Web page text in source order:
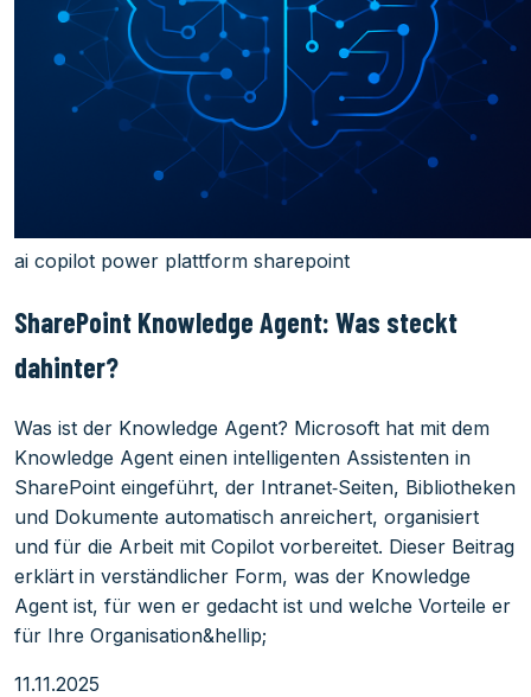
ai copilot power plattform sharepoint
SharePoint Knowledge Agent: Was steckt
dahinter?
Was ist der Knowledge Agent? Microsoft hat mit dem
Knowledge Agent einen intelligenten Assistenten in
SharePoint eingeführt, der Intranet‑Seiten, Bibliotheken
und Dokumente automatisch anreichert, organisiert
und für die Arbeit mit Copilot vorbereitet. Dieser Beitrag
erklärt in verständlicher Form, was der Knowledge
Agent ist, für wen er gedacht ist und welche Vorteile er
für Ihre Organisation&hellip;
11.11.2025